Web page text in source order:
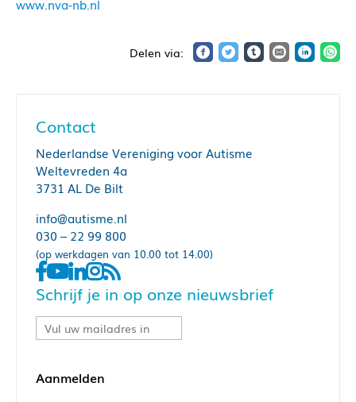
www.nva-nb.nl
Contact
Nederlandse Vereniging voor Autisme
Weltevreden 4a
3731 AL De Bilt
info@autisme.nl
030 – 22 99 800
(op werkdagen van 10.00 tot 14.00)
Schrijf je in op onze nieuwsbrief